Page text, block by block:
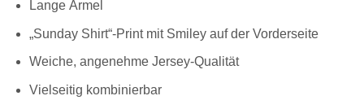
Lange Ärmel
„Sunday Shirt“-Print mit Smiley auf der Vorderseite
Weiche, angenehme Jersey-Qualität
Vielseitig kombinierbar